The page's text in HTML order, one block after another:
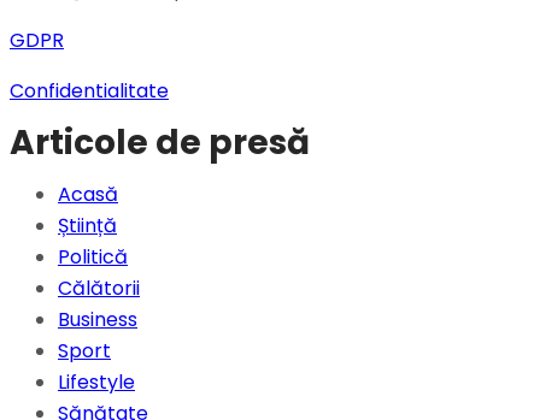
GDPR
Confidentialitate
Articole de presă
Acasă
Știință
Politică
Călătorii
Business
Sport
Lifestyle
Sănătate